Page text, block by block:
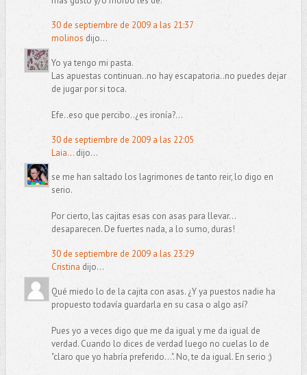
30 de septiembre de 2009 a las 21:37
molinos dijo...
Yo ya tengo mi pasta.
Las apuestas continuan..no hay escapatoria..no puedes dejar
de jugar por si toca.
Efe..eso que percibo..¿es ironía?...
30 de septiembre de 2009 a las 22:05
Laia...dijo...
se me han saltado los lagrimones de tanto reir, lo digo en
serio.
Por cierto, las cajitas esas con asas para llevar...
desaparecen. De fuertes nada, a lo sumo, duras!
30 de septiembre de 2009 a las 23:29
Cristina dijo...
Qué miedo lo de la cajita con asas. ¿Y ya puestos nadie ha
propuesto todavía guardarla en su casa o algo así?
Pues yo a veces digo que me da igual y me da igual de
verdad. Cuando lo dices de verdad luego no cuelas lo de
"claro que yo habría preferido...". No, te da igual. En serio ;)